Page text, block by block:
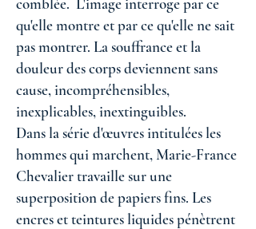
qu'elle montre et par ce qu'elle ne sait
pas montrer. La souffrance et la
douleur des corps deviennent sans
cause, incompréhensibles,
inexplicables, inextinguibles.
Dans la série d'œuvres intitulées les
hommes qui marchent, Marie-France
Chevalier travaille sur une
superposition de papiers fins. Les
encres et teintures liquides pénètrent